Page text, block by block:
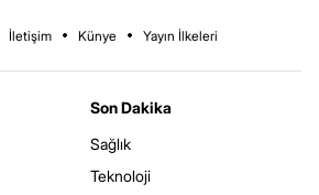
İletişim Künye Yayın İlkeleri
Son Dakika
Sağlık
Teknoloji